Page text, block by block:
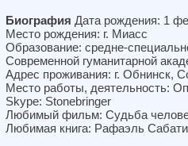
Биография Дата рождения: 1
Место рождения: г. Миасс
Образование: средне-
Современной гуманитарной
Адрес проживания: г. Обнинск,
Место работы, деятельность:
Skype: Stonebringer
Любимый фильм: Судьба
Любимая книга: Рафаэль